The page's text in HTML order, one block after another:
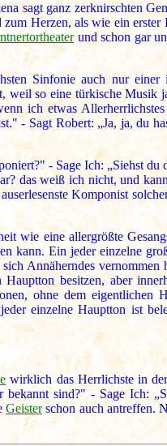
sagt ganz zerknirschten
Herzen, als wie ein erster
und schon gar
Sinfonie auch nur einer
weil so eine türkische Musik
ich etwas
- Sagt Robert: „Ja, ja, du
- Sage Ich: „Siehst
das weiß ich nicht, und
Komponist
wie eine allergrößte
kann. Ein jeder einzelne
Annäherndes vernommen
besitzen, aber
ohne dem eigentlichen
einzelne Hauptton ist
wirklich das Herrlichste in
bekannt sind?" - Sage Ich:
Geisterschon auch antreffen.